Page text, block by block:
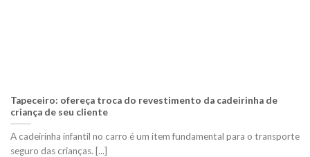
Tapeceiro: ofereça troca do revestimento da cadeirinha de
criança de seu cliente
A cadeirinha infantil no carro é um item fundamental para o transporte
seguro das crianças. [...]